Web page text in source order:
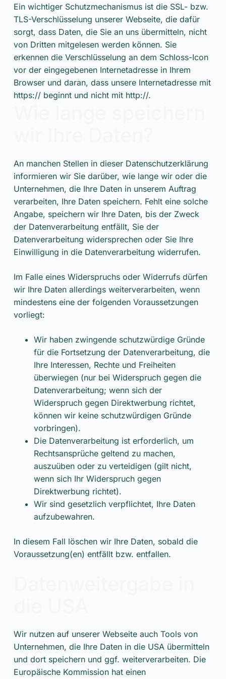
Ein wichtiger Schutzmechanismus ist die SSL- bzw.
TLS-Verschlüsselung unserer Webseite, die dafür
sorgt, dass Daten, die Sie an uns übermitteln, nicht
von Dritten mitgelesen werden können. Sie
erkennen die Verschlüsselung an dem Schloss-Icon
vor der eingegebenen Internetadresse in Ihrem
Browser und daran, dass unsere Internetadresse mit
https:// beginnt und nicht mit http://.
An manchen Stellen in dieser Datenschutzerklärung
informieren wir Sie darüber, wie lange wir oder die
Unternehmen, die Ihre Daten in unserem Auftrag
verarbeiten, Ihre Daten speichern. Fehlt eine solche
Angabe, speichern wir Ihre Daten, bis der Zweck
der Datenverarbeitung entfällt, Sie der
Datenverarbeitung widersprechen oder Sie Ihre
Einwilligung in die Datenverarbeitung widerrufen.
Im Falle eines Widerspruchs oder Widerrufs dürfen
wir Ihre Daten allerdings weiterverarbeiten, wenn
mindestens eine der folgenden Voraussetzungen
vorliegt:
Wir haben zwingende schutzwürdige Gründe
für die Fortsetzung der Datenverarbeitung, die
Ihre Interessen, Rechte und Freiheiten
überwiegen (nur bei Widerspruch gegen die
Datenverarbeitung; wenn sich der
Widerspruch gegen Direktwerbung richtet,
können wir keine schutzwürdigen Gründe
vorbringen).
Die Datenverarbeitung ist erforderlich, um
Rechtsansprüche geltend zu machen,
auszuüben oder zu verteidigen (gilt nicht,
wenn sich Ihr Widerspruch gegen
Direktwerbung richtet).
Wir sind gesetzlich verpflichtet, Ihre Daten
aufzubewahren.
In diesem Fall löschen wir Ihre Daten, sobald die
Voraussetzung(en) entfällt bzw. entfallen.
Wir nutzen auf unserer Webseite auch Tools von
Unternehmen, die Ihre Daten in die USA übermitteln
und dort speichern und ggf. weiterverarbeiten. Die
Europäische Kommission hat einen